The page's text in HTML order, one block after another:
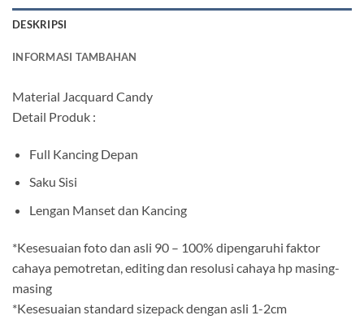
DESKRIPSI
INFORMASI TAMBAHAN
Material Jacquard Candy
Detail Produk :
Full Kancing Depan
Saku Sisi
Lengan Manset dan Kancing
*Kesesuaian foto dan asli 90 – 100% dipengaruhi faktor
cahaya pemotretan, editing dan resolusi cahaya hp masing-
masing
*Kesesuaian standard sizepack dengan asli 1-2cm